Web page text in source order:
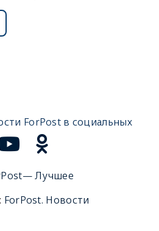
ForPost в социальных
Лучшее
ForPost. Новости